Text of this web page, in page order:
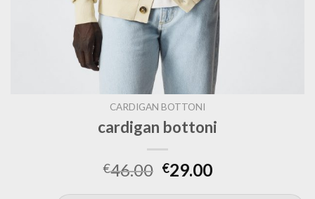
CARDIGAN BOTTONI
cardigan bottoni
€46.00 €29.00